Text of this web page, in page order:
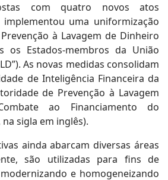
com quatro novos atos
uma uniformização
à Lavagem de Dinheiro
os Estados-membros da União
As novas medidas consolidam
de Inteligência Financeira da
de Prevenção à Lavagem
ao Financiamento do
na sigla em inglês).
ainda abarcam diversas áreas
são utilizadas para fins de
e homogeneizando